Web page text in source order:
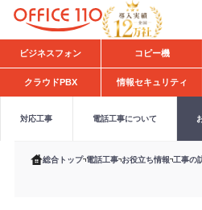
H
oビジネスフォン コピー機
クラウドPBX 情報セキュリティ
対応工事 電話工事について
総合トップ 電話工事 お役立ち情報 工事の